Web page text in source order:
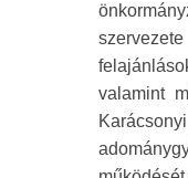
valamint